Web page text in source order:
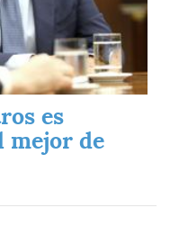
es
mejor de